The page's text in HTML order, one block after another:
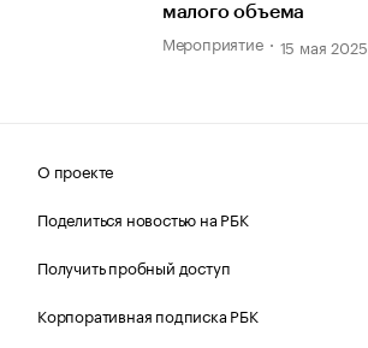
малого объема
Мероприятие 15 мая 2025
О проекте
Поделиться новостью на РБК
Получить пробный доступ
Корпоративная подписка РБК